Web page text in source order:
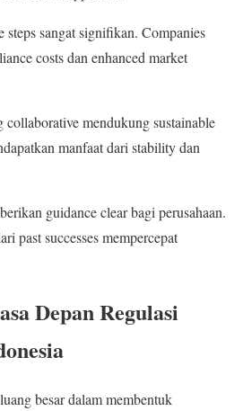
steps sangat signifikan. Companies
costs dan enhanced market
mendukung sustainable
manfaat dari stability dan
guidance clear bagi perusahaan.
past successes mempercepat
Depan Regulasi
besar dalam membentuk